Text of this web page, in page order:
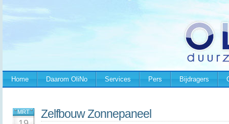
Home Daarom OliNo Services Pers Bijdragers
MRT Zelfbouw Zonnepaneel